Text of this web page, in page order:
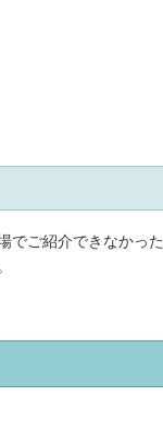
でご紹介できなかった